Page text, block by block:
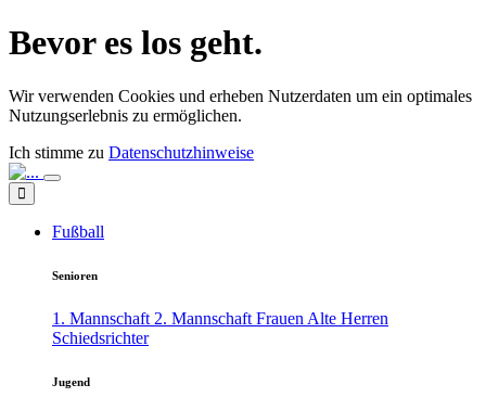
Bevor es los geht.
Wir verwenden Cookies und erheben Nutzerdaten um ein optimales
Nutzungserlebnis zu ermöglichen.
Ich stimme zu Datenschutzhinweise
Fußball
Senioren
1. Mannschaft 2. Mannschaft Frauen Alte Herren
Schiedsrichter
Jugend